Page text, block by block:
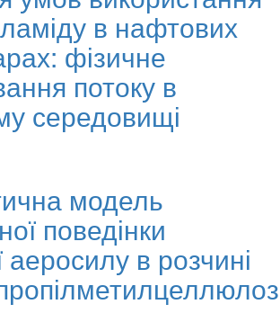
в нафтових
фізичне
потоку в
середовищі
модель
поведінки
аеросилу в розчині